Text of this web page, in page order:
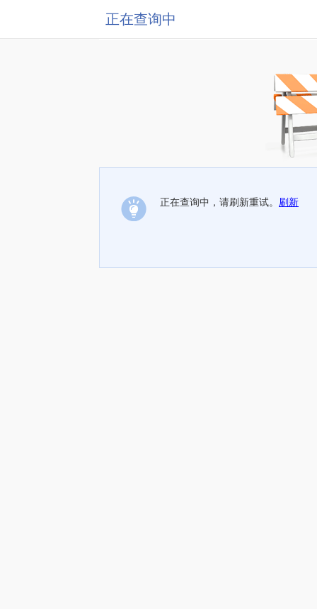
正在查询中
正在查询中，请刷新重试。 刷新